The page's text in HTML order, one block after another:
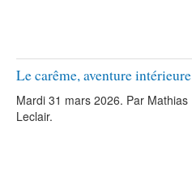
Le carême, aventure intérieure
Mardi 31 mars 2026. Par Mathias
Leclair.